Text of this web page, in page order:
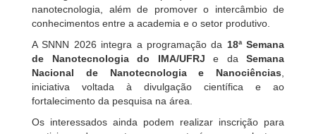
nanotecnologia, além de promover o intercâmbio de
conhecimentos entre a academia e o setor produtivo.
A SNNN 2026 integra a programação da 18ª Semana
de Nanotecnologia do IMA/UFRJ e da Semana
Nacional de Nanotecnologia e Nanociências
iniciativa voltada à divulgação científica e ao
fortalecimento da pesquisa na área.
Os interessados ainda podem realizar inscrição para